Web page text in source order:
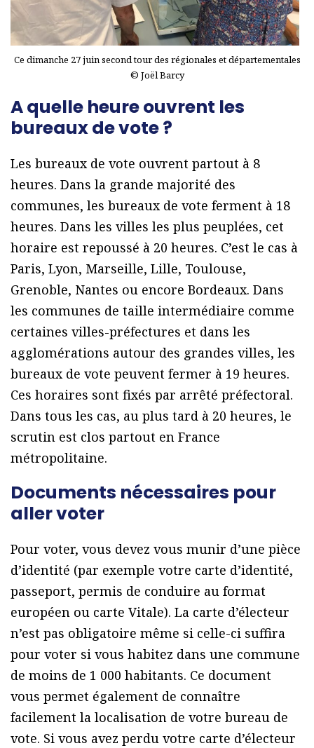
Ce dimanche 27 juin second tour des régionales et départementales
© Joël Barcy
A quelle heure ouvrent les
bureaux de vote ?
Les bureaux de vote ouvrent partout à 8
heures. Dans la grande majorité des
communes, les bureaux de vote ferment à 18
heures. Dans les villes les plus peuplées, cet
horaire est repoussé à 20 heures. C’est le cas à
Paris, Lyon, Marseille, Lille, Toulouse,
Grenoble, Nantes ou encore Bordeaux. Dans
les communes de taille intermédiaire comme
certaines villes-préfectures et dans les
agglomérations autour des grandes villes, les
bureaux de vote peuvent fermer à 19 heures.
Ces horaires sont fixés par arrêté préfectoral.
Dans tous les cas, au plus tard à 20 heures, le
scrutin est clos partout en France
métropolitaine.
Documents nécessaires pour
aller voter
Pour voter, vous devez vous munir d’une pièce
d’identité (par exemple votre carte d’identité,
passeport, permis de conduire au format
européen ou carte Vitale). La carte d’électeur
n’est pas obligatoire même si celle-ci suffira
pour voter si vous habitez dans une commune
de moins de 1 000 habitants. Ce document
vous permet également de connaître
facilement la localisation de votre bureau de
vote. Si vous avez perdu votre carte d’électeur